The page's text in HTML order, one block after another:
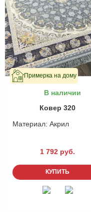
Примерка на дому
В наличии
Ковер 320
Материал: Акрил
1 792 руб.
КУПИТЬ